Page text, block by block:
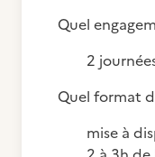
Quel
2
Quel format
mise à